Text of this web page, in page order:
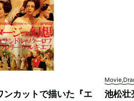
カットで描いた『エ
池松壮